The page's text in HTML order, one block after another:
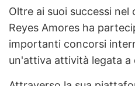
Oltre ai suoi successi nel
Reyes Amores ha
importanti concorsi
un'attiva attività legata a